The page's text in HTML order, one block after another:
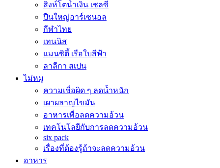
สิงห์โตน้ำเงิน เชลซี
ปืนใหญ่อาร์เซนอล
กีฬาไทย
เทนนิส
แมนซิตี้ เรือใบสีฟ้า
ลาลีกา สเปน
ไม่หมู
ความเชื่อผิด ๆ ลดน้ำหนัก
เผาผลาญไขมัน
อาหารเพื่อลดความอ้วน
เทคโนโลยีกับการลดความอ้วน
six pack
เรื่องที่ต้องรู้ถ้าจะลดความอ้วน
อาหาร